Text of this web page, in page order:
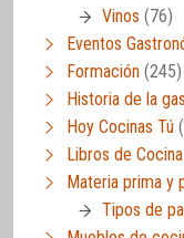
Vinos (76)
Eventos
Formación (245)
Historia de la
Hoy Cocinas Tú
Libros de Cocina
Materia prima y
Tipos de